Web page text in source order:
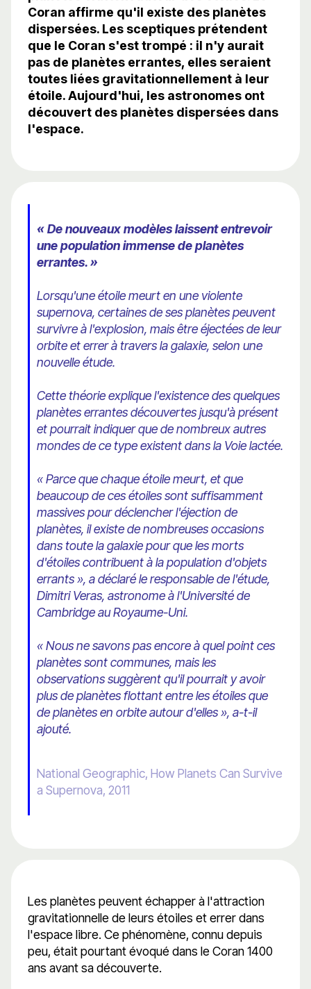
Coran affirme qu'il existe des planètes
dispersées. Les sceptiques prétendent
que le Coran s'est trompé : il n'y aurait
pas de planètes errantes, elles seraient
toutes liées gravitationnellement à leur
étoile. Aujourd'hui, les astronomes ont
découvert des planètes dispersées dans
l'espace.
« De nouveaux modèles laissent entrevoir
une population immense de planètes
errantes. »
Lorsqu'une étoile meurt en une violente
supernova, certaines de ses planètes peuvent
survivre à l'explosion, mais être éjectées de leur
orbite et errer à travers la galaxie, selon une
nouvelle étude.
Cette théorie explique l'existence des quelques
planètes errantes découvertes jusqu'à présent
et pourrait indiquer que de nombreux autres
mondes de ce type existent dans la Voie lactée.
« Parce que chaque étoile meurt, et que
beaucoup de ces étoiles sont suffisamment
massives pour déclencher l'éjection de
planètes, il existe de nombreuses occasions
dans toute la galaxie pour que les morts
d'étoiles contribuent à la population d'objets
errants », a déclaré le responsable de l'étude,
Dimitri Veras, astronome à l'Université de
Cambridge au Royaume-Uni.
« Nous ne savons pas encore à quel point ces
planètes sont communes, mais les
observations suggèrent qu'il pourrait y avoir
plus de planètes flottant entre les étoiles que
de planètes en orbite autour d'elles », a-t-il
ajouté.
National Geographic, How Planets Can Survive
a Supernova, 2011
Les planètes peuvent échapper à l'attraction
gravitationnelle de leurs étoiles et errer dans
l'espace libre. Ce phénomène, connu depuis
peu, était pourtant évoqué dans le Coran 1400
ans avant sa découverte.